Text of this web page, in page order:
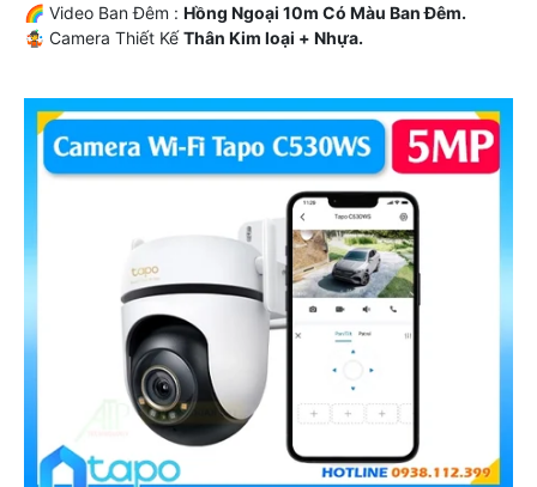
🌈 Video Ban Đêm : Hồng Ngoại 10m Có Màu Ban Ðêm.
🤹 Camera Thiết KếThân Kim loại + Nhựa.